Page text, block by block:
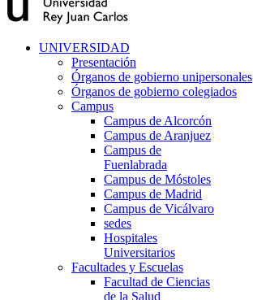
UNIVERSIDAD
Presentación
Órganos de gobierno unipersonales
Órganos de gobierno colegiados
Campus
Campus de Alcorcón
Campus de Aranjuez
Campus de
Fuenlabrada
Campus de Móstoles
Campus de Madrid
Campus de Vicálvaro
sedes
Hospitales
Universitarios
Facultades y Escuelas
Facultad de Ciencias
de la Salud